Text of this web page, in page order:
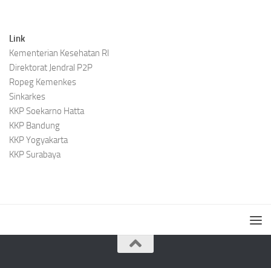
Link
Kementerian Kesehatan RI
Direktorat Jendral P2P
Ropeg Kemenkes
Sinkarkes
KKP Soekarno Hatta
KKP Bandung
KKP Yogyakarta
KKP Surabaya